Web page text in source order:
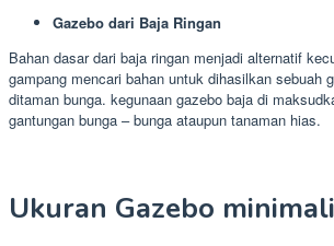
Gazebo dari Baja Ringan
Bahan dasar dari baja ringan menjadi alternatif
gampang mencari bahan untuk dihasilkan sebuah
ditaman bunga. kegunaan gazebo baja di
gantungan bunga – bunga ataupun tanaman hias.
Ukuran Gazebo